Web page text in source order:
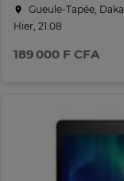
Gueule-Tapée,
Hier, 21:08
189 000 F CFA